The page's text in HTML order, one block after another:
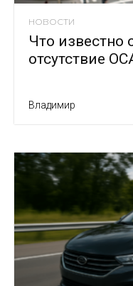
НОВОСТИ
Что известно
отсутствие
Владимир